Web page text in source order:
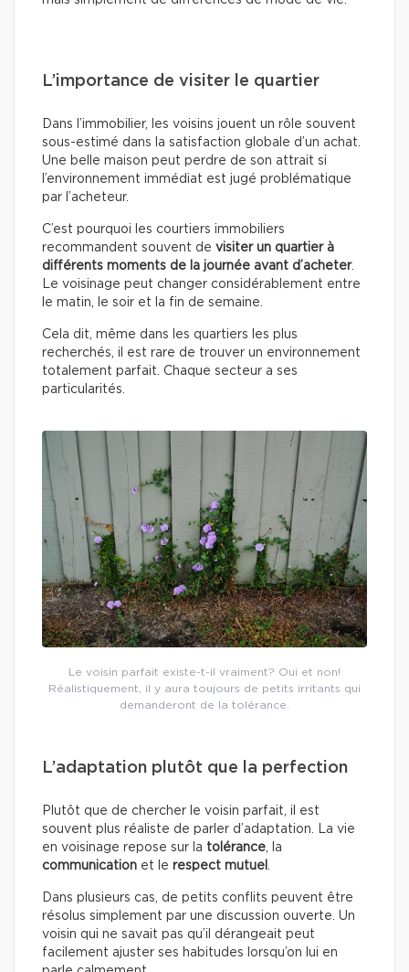
L’importance de visiter le quartier
Dans l’immobilier, les voisins jouent un rôle souvent
sous-estimé dans la satisfaction globale d’un achat.
Une belle maison peut perdre de son attrait si
l’environnement immédiat est jugé problématique
par l’acheteur.
C’est pourquoi les courtiers immobiliers
recommandent souvent de visiter un quartier à
différents moments de la journée avant d’acheter.
Le voisinage peut changer considérablement entre
le matin, le soir et la fin de semaine.
Cela dit, même dans les quartiers les plus
recherchés, il est rare de trouver un environnement
totalement parfait. Chaque secteur a ses
particularités.
Le voisin parfait existe-t-il vraiment? Oui et non!
Réalistiquement, il y aura toujours de petits irritants qui
demanderont de la tolérance.
L’adaptation plutôt que la perfection
Plutôt que de chercher le voisin parfait, il est
souvent plus réaliste de parler d’adaptation. La vie
en voisinage repose sur la tolérance, la
communication et le respect mutuel .
Dans plusieurs cas, de petits conflits peuvent être
résolus simplement par une discussion ouverte. Un
voisin qui ne savait pas qu’il dérangeait peut
facilement ajuster ses habitudes lorsqu’on lui en